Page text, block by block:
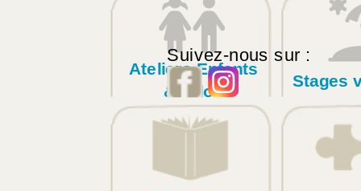
Suivez-nous sur :
Ateliers Enfants
& Ados
Stages